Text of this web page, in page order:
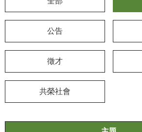
展
學
公告
徵才
共榮社會